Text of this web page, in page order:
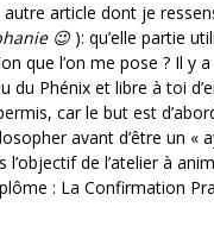
autre article dont je
😉 ): qu’elle partie
que l’on me pose ? Il y
du Phénix et libre à toi
car le but est
avant d’être un «
l’objectif de l’atelier à
: La Confirmation